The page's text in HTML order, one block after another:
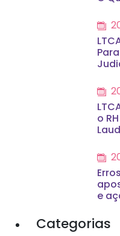
o
e
Categorias